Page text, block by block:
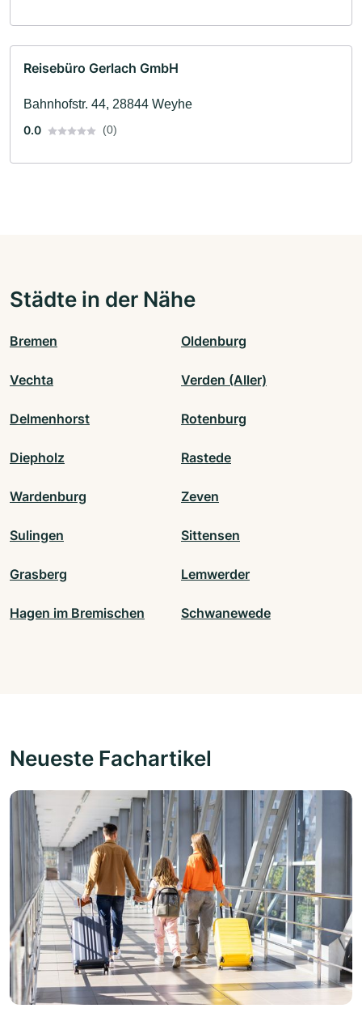
Reisebüro Gerlach GmbH
Bahnhofstr. 44, 28844 Weyhe
0.0
(0)
Städte in der Nähe
Bremen Oldenburg
Vechta Verden (Aller)
Delmenhorst Rotenburg
Diepholz Rastede
Wardenburg Zeven
Sulingen Sittensen
Grasberg Lemwerder
Hagen im Bremischen Schwanewede
Neueste Fachartikel